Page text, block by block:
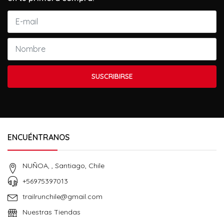
SUSCRIBIRSE
ENCUÉNTRANOS
NUÑOA, , Santiago, Chile
+56975397013
trailrunchile@gmail.com
Nuestras Tiendas